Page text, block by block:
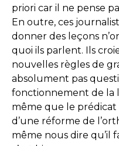
priori car il ne pense
En outre, ces
donner des leçons
quoi ils parlent. Ils
nouvelles règles de
absolument pas
fonctionnement de la
même que le
d’une réforme de
même nous dire qu’il